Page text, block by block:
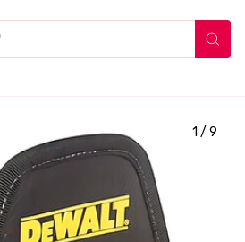
1 / 9